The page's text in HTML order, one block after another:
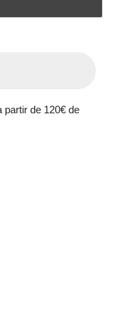
partir de 120€ de